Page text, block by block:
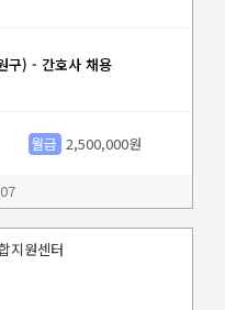
구) - 간호사 채용
월급 2,500,000원
지원센터